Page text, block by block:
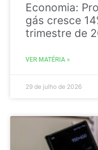
Economia:
gás cresce
trimestre de
VER MATÉRIA »
29 de julho de 2026